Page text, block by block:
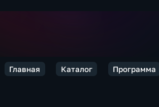
Главная Каталог Программа